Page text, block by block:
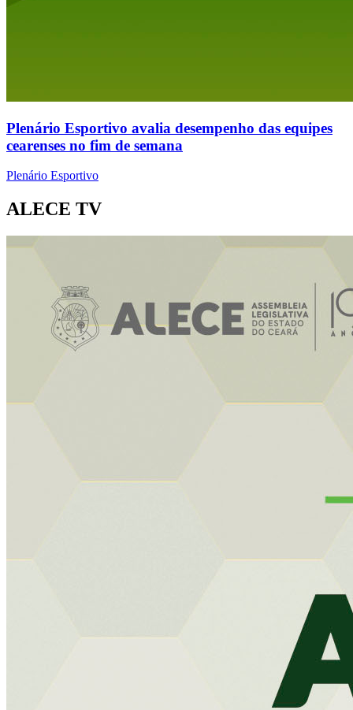
Plenário Esportivo avalia desempenho das equipes
cearenses no fim de semana
Plenário Esportivo
ALECE TV